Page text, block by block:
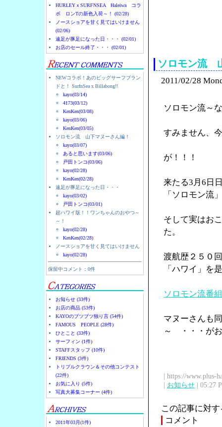
HURLEYｘSURFNSEA Haleiwa コラ
ボ ロンTの新色入荷～！ (02/28)
ノースショアを甘く見てはいけません
(02/06)
遠足が豚足になった日・・・ (02/01)
お店のセール終了・・・ (02/01)
NEWコラボ！あのビッグサーフブラン
ドと！ SurfnSea x Billabong!!
kayo(03/14)
4173(03/12)
KenKen(03/08)
kayo(03/06)
KenKen(03/05)
ソロモン流 山下マヌーさん編！
kayo(03/07)
あると思います(03/06)
戸田トンコ(03/06)
kayo(02/28)
KenKen(02/28)
遠足が豚足になった日・・・
kayo(03/02)
戸田トンコ(03/01)
超ハワイ版！！ワンちゃんのおやつ～
～！
kayo(02/28)
KenKen(02/28)
ノースショアを甘く見てはいけません
kayo(02/28)
保留中コメント：0件
お知らせ (33件)
お店の商品 (53件)
KAYOのブツブツ独り言 (54件)
FAMOUS PEOPLE (28件)
ひとこと (33件)
サーフィン (1件)
STAFFスタッフ (10件)
FRIENDS (3件)
トリプルクラウン＆その他コンテスト
(22件)
お気に入り (5件)
写真大募集コーナー (4件)
2011年03月(1件)
ソロモン流
2011/02/28
ソロモン流～
すみません、
が！！！
来たる3月6日
「ソロモン流
そして実はお
た。
渡航歴２５０
「ハワイ」を
ソロモン流番
マヌーさんも
～ ・・・がお
| https://www.plus-
| お知らせ | 05:27
この記事に対
コメント